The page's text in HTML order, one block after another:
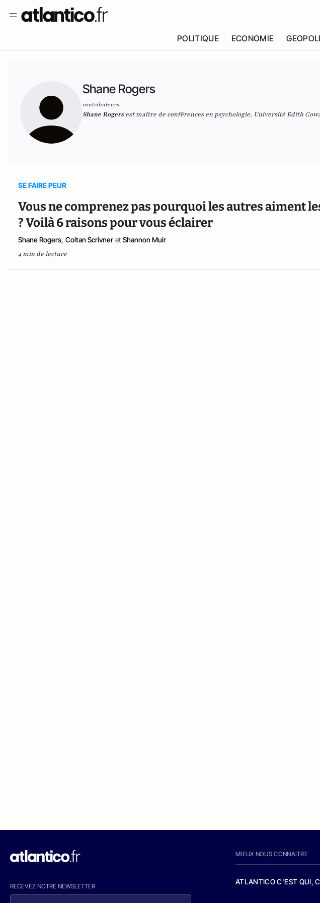
POLITIQUE ECONOMIE
Shane Rogers
contributeurs
Shane Rogersest maître de conférences en psychologie, Université Edith
SE FAIRE PEUR
Vous ne comprenez pas pourquoi les autres aiment
? Voilà 6 raisons pour vous éclairer
Shane Rogers, Coltan Scrivner et Shannon Muir
4 min de lecture
RECEVEZ NOTRE NEWSLETTER
MIEUX NOUS CONNAITRE
ATLANTICO C'EST QUI,